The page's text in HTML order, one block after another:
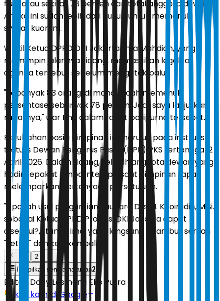
fisik, atau sekitar 78 persen dari total anggota dewan.
Angka ini sudah lebih dari cukup untuk memenuhi
syarat kuorum.
Wakil Ketua DPRD DKI Jakarta, Ima Mahdiah, yang
memimpin jalannya sidang, memastikan legalitas
agenda tersebut sebelum mengetok palu.
"Sebanyak 83 orang, di mana sudah memenuhi
persentase sebanyak 78 persen. Jadi, saya lanjutkan
rapatnya," ujar Ima dalam rapat paripurna tersebut.
Perubahan posisi pimpinan ini merujuk pada instruksi
tertulis Dewan Pengurus Pusat (DPP) PKS tertanggal 2
April 2026. Dalam sidang, seluruh anggota dewan yang
hadir sepakat tanpa interupsi saat pimpinan rapat
melemparkan pertanyaan persetujuan.
"Apakah usul pergantian Saudara Drs. H. Khoirudin, M.Si.
sebagai Ketua DPRD Provinsi DKI Jakarta dapat
disetujui?,” tanya Ima, yang langsung disambut seruan
"setuju" dan ketukan palu.
2
Tampilkan semua halaman2
Editor: Dony Lesmana Eko Putra
Ikuti kami di Google